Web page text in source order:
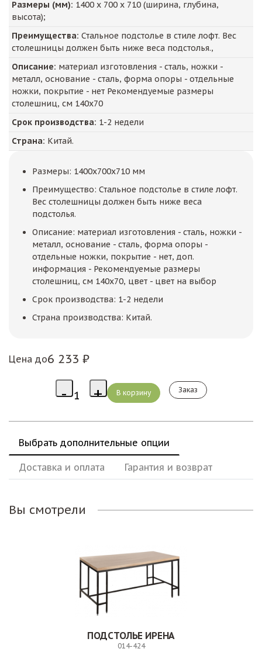
Размеры (мм): 1400 х 700 х 710 (ширина, глубина,
высота);
Преимущества: Стальное подстолье в стиле лофт. Вес
столешницы должен быть ниже веса подстолья.,
Описание: материал изготовления - сталь, ножки -
металл, основание - сталь, форма опоры - отдельные
ножки, покрытие - нет Рекомендуемые размеры
столешниц, см 140x70
Срок производства: 1-2 недели
Страна: Китай.
Размеры: 1400x700x710 мм
Преимущество: Стальное подстолье в стиле лофт.
Вес столешницы должен быть ниже веса
подстолья.
Описание: материал изготовления - сталь, ножки -
металл, основание - сталь, форма опоры -
отдельные ножки, покрытие - нет, доп.
информация - Рекомендуемые размеры
столешниц, см 140x70, цвет - цвет на выбор
Срок производства: 1-2 недели
Страна производства: Китай.
Цена до6 233 ₽
Заказ
Выбрать дополнительные опции
Доставка и оплата Гарантия и возврат
Вы смотрели
ПОДСТОЛЬЕ ИРЕНА
014-424